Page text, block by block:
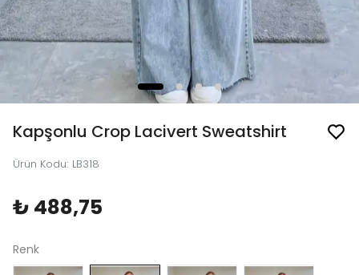
Kapşonlu Crop Lacivert Sweatshirt
Ürün Kodu: LB318
₺ 488,75
Renk